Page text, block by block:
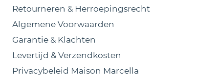
Retourneren & Herroepingsrecht
Algemene Voorwaarden
Garantie & Klachten
Levertijd & Verzendkosten
Privacybeleid Maison Marcella